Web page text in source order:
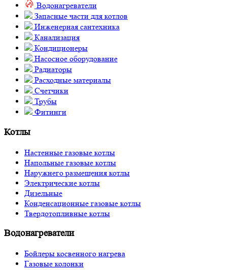
Водонагреватели
Запасные части для котлов
Инженерная сантехника
Канализация
Кондиционеры
Насосное оборудование
Радиаторы
Расходные материалы
Счетчики
Трубы
Фитинги
Котлы
Настенные газовые котлы
Напольные газовые котлы
Наружнего размещения котлы
Электрические котлы
Дизельные
Конденсационные газовые котлы
Твердотопливные котлы
Водонагреватели
Бойлеры косвенного нагрева
Газовые колонки